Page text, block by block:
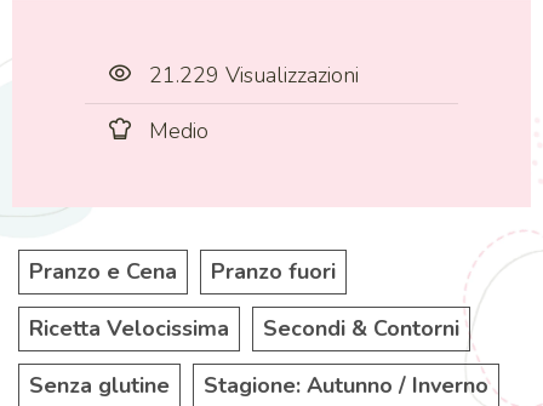
21.229 Visualizzazioni
Medio
Pranzo e Cena
Pranzo fuori
Ricetta Velocissima
Secondi & Contorni
Senza glutine
Stagione: Autunno / Inverno